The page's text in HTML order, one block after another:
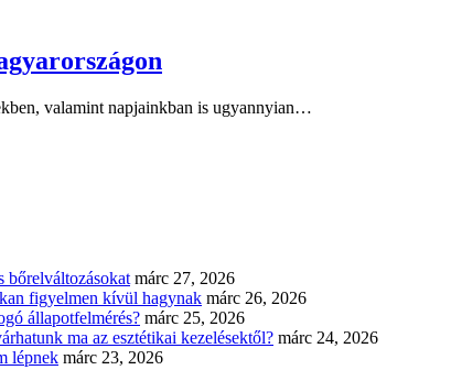
valamint napjainkban is ugyannyian…
bőrelváltozásokat márc 27, 2026
figyelmen kívül hagynak márc 26, 2026
állapotfelmérés? márc 25, 2026
ma az esztétikai kezelésektől? márc 24, 2026
lépnek márc 23, 2026